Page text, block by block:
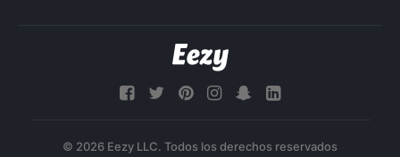
© 2026 Eezy LLC. Todos los derechos reservados